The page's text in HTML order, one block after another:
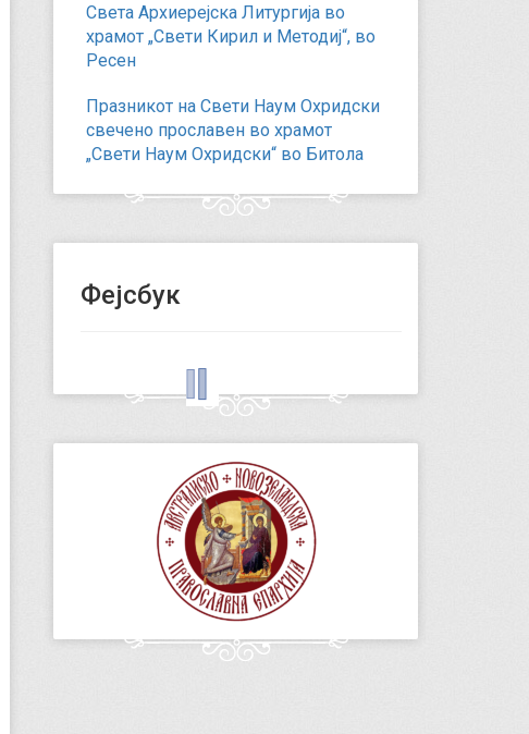
Света Архиерејска Литургија во
храмот „Свети Кирил и Методиј“, во
Ресен
Празникот на Свети Наум Охридски
свечено прославен во храмот
„Свети Наум Охридски“ во Битола
Фејсбук